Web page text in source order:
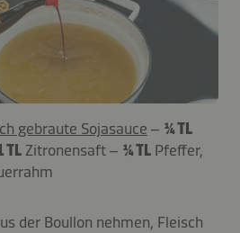
gebraute Sojasauce – ¼ TL
TL Zitronensaft – ¼ TL Pfeffer,
der Boullon nehmen, Fleisch